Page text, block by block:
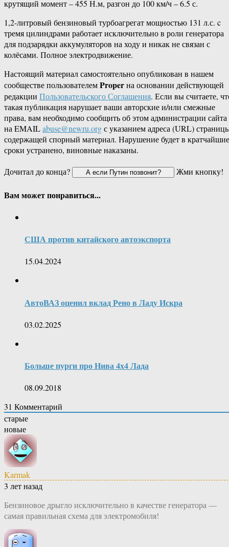
крутящий момент – 455 Н.м, разгон до 100 км/ч – 6.5 с.
1,2-литровый бензиновый турбоагрегат мощностью 131 л.с. c
тремя цилиндрами работает исключительно в роли генератора
для подзарядки аккумуляторов на ходу и никак не связан с
колёсами. Полное электродвижение.
Настоящий материал самостоятельно опубликован в нашем
сообществе пользователемProperна основании действующей
редакции Пользовательского Соглашения. Если вы считаете,
такая публикация нарушает ваши авторские и/или смежные
права, вам необходимо сообщить об этом администрации сайта
на EMAILabuse@newru.orgс указанием адреса (URL)
содержащей спорный материал. Нарушение будет в кратчайшие
сроки устранено, виновные наказаны.
Дочитал до конца?
Жми кнопку!
Вам может понравиться...
США против китайского автоэкспорта
15.04.2024
АвтоВАЗ оценил вклад Рено в Ладу Искра
03.02.2025
Больше пурги про Нива 4х4 Лада
08.09.2018
31 Комментарий
старые
новые
Karmak
3 лет назад
Бензиновое дрыгло исключительно в качестве генератора —
самая правильная схема для электромобиля!